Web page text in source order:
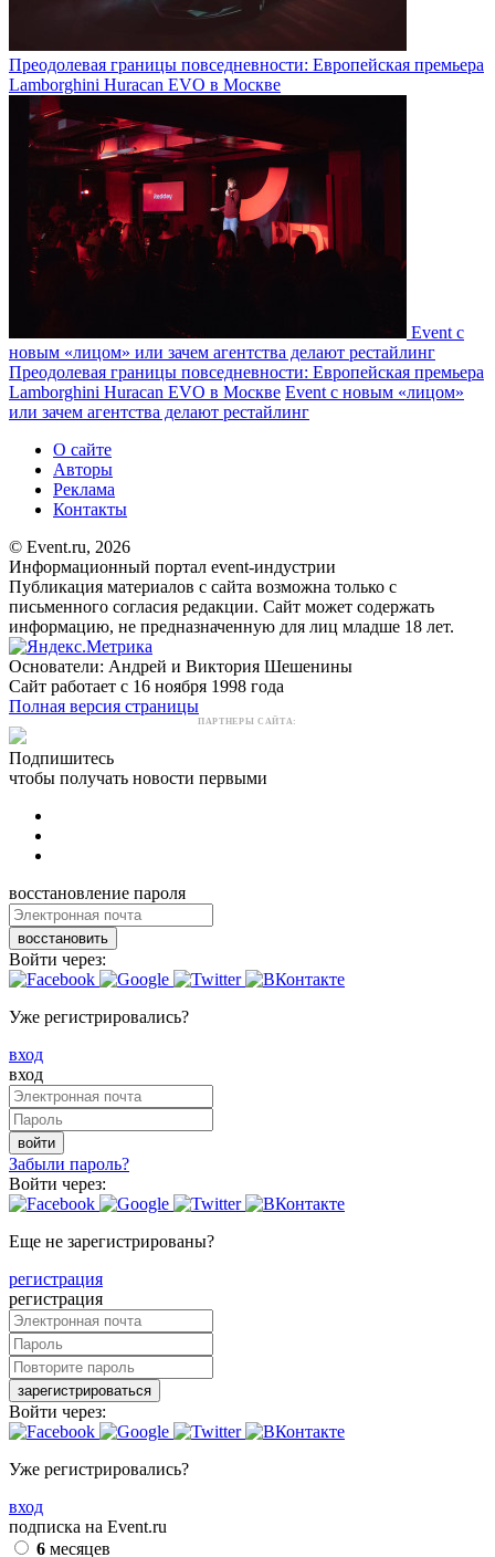
Преодолевая границы повседневности: Европейская премьера
Lamborghini Huracan EVO в Москве
Event с
новым «лицом» или зачем агентства делают рестайлинг
Преодолевая границы повседневности: Европейская премьера
Lamborghini Huracan EVO в Москве Event с новым «лицом»
или зачем агентства делают рестайлинг
О сайте
Авторы
Реклама
Контакты
© Event.ru, 2026
Информационный портал event-индустрии
Публикация материалов с сайта возможна только с
письменного согласия редакции. Сайт может содержать
информацию, не предназначенную для лиц младше 18 лет.
Основатели: Андрей и Виктория Шешенины
Сайт работает с 16 ноября 1998 года
Полная версия страницы
ПАРТНЕРЫ САЙТА:
Подпишитесь
чтобы получать новости первыми
восстановление пароля
восстановить
Войти через:
Уже регистрировались?
вход
вход
войти
Забыли пароль?
Войти через:
Еще не зарегистрированы?
регистрация
регистрация
зарегистрироваться
Войти через:
Уже регистрировались?
вход
подписка на Event.ru
6 месяцев